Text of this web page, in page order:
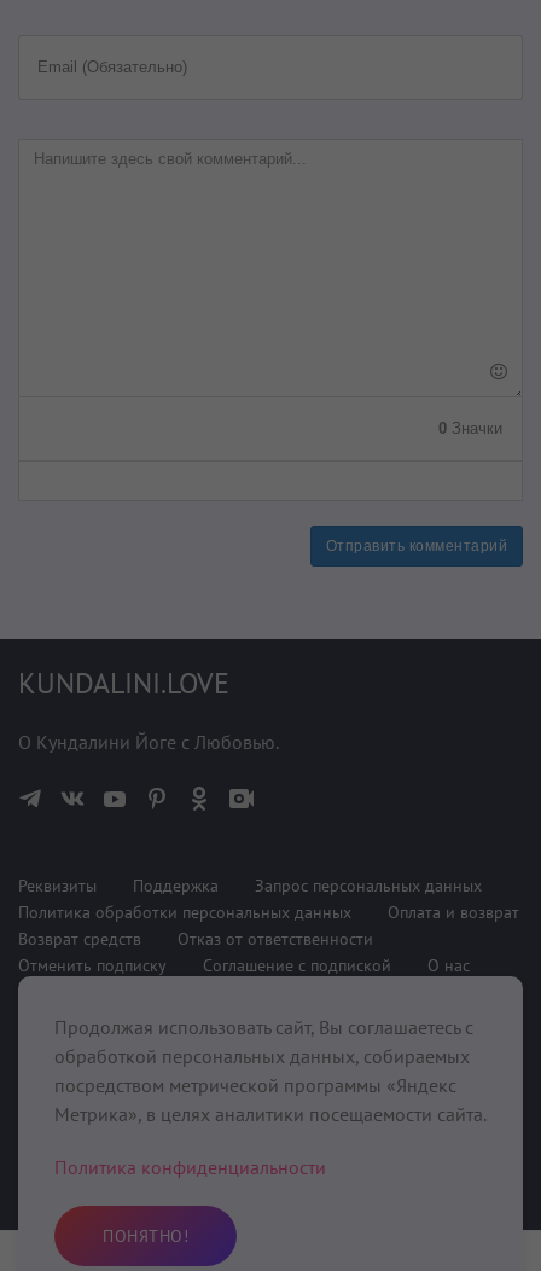
Email (Обязательно)
0 Значки
Отправить комментарий
KUNDALINI.LOVE
О Кундалини Йоге с Любовью.
Реквизиты Поддержка
Запрос персональных данных
Политика обработки персональных данных
Оплата и возврат
Возврат средств
Отказ от ответственности
Отменить подписку
Соглашение с подпиской О нас
При поддержке
Продолжая использовать сайт, Вы соглашаетесь с
обработкой персональных данных, собираемых
посредством метрической программы «Яндекс
Метрика», в целях аналитики посещаемости сайта.
Политика конфиденциальности
ПОНЯТНО!